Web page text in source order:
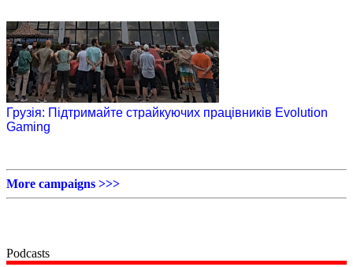
Грузія: Підтримайте страйкуючих працівників Evolution
Gaming
More campaigns >>>
Podcasts